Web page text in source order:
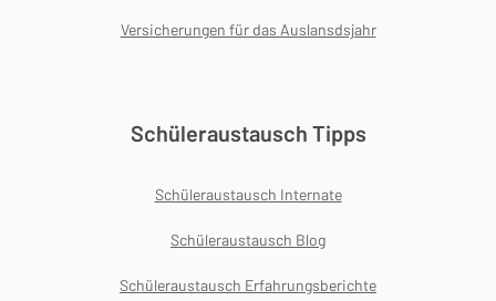
Versicherungen für das Auslansdsjahr
Schüleraustausch Tipps
Schüleraustausch Internate
Schüleraustausch Blog
Schüleraustausch Erfahrungsberichte